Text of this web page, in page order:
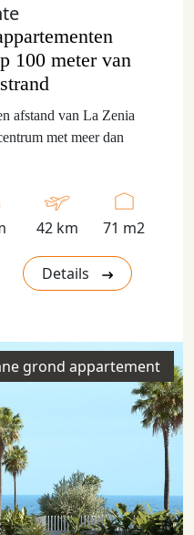
100 meter van
afstand van La Zenia
met meer dan
42 km 71 m2
Details
grond appartement